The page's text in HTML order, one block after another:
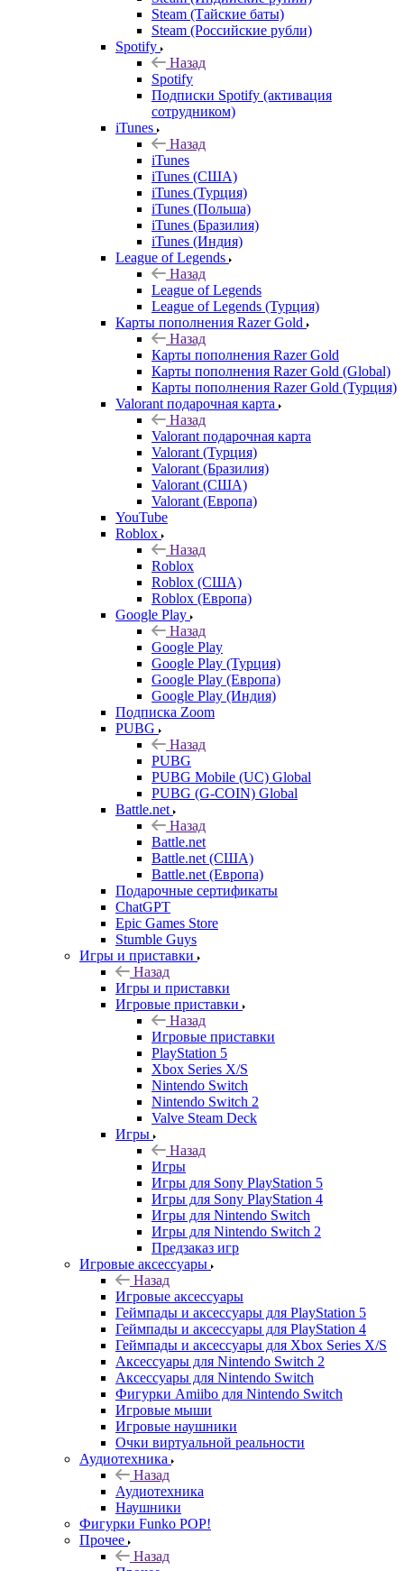
Steam (Тайские баты)
Steam (Российские рубли)
Spotify
Назад
Spotify
Подписки Spotify (активация
сотрудником)
iTunes
Назад
iTunes
iTunes (США)
iTunes (Турция)
iTunes (Польша)
iTunes (Бразилия)
iTunes (Индия)
League of Legends
Назад
League of Legends
League of Legends (Турция)
Карты пополнения Razer Gold
Назад
Карты пополнения Razer Gold
Карты пополнения Razer Gold (Global)
Карты пополнения Razer Gold (Турция)
Valorant подарочная карта
Назад
Valorant подарочная карта
Valorant (Турция)
Valorant (Бразилия)
Valorant (США)
Valorant (Европа)
YouTube
Roblox
Назад
Roblox
Roblox (США)
Roblox (Европа)
Google Play
Назад
Google Play
Google Play (Турция)
Google Play (Европа)
Google Play (Индия)
Подписка Zoom
PUBG
Назад
PUBG
PUBG Mobile (UC) Global
PUBG (G-COIN) Global
Battle.net
Назад
Battle.net
Battle.net (США)
Battle.net (Европа)
Подарочные сертификаты
ChatGPT
Epic Games Store
Stumble Guys
Игры и приставки
Назад
Игры и приставки
Игровые приставки
Назад
Игровые приставки
PlayStation 5
Xbox Series X/S
Nintendo Switch
Nintendo Switch 2
Valve Steam Deck
Игры
Назад
Игры
Игры для Sony PlayStation 5
Игры для Sony PlayStation 4
Игры для Nintendo Switch
Игры для Nintendo Switch 2
Предзаказ игр
Игровые аксессуары
Назад
Игровые аксессуары
Геймпады и аксессуары для PlayStation 5
Геймпады и аксессуары для PlayStation 4
Геймпады и аксессуары для Xbox Series X/S
Аксессуары для Nintendo Switch 2
Аксессуары для Nintendo Switch
Фигурки Amiibo для Nintendo Switch
Игровые мыши
Игровые наушники
Очки виртуальной реальности
Аудиотехника
Назад
Аудиотехника
Наушники
Фигурки Funko POP!
Прочее
Назад